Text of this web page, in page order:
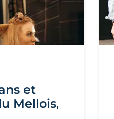
et
Mellois,